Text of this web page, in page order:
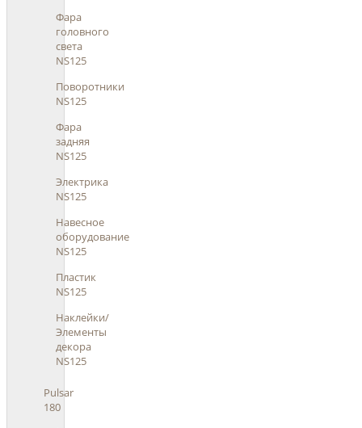
Фара
головного
света
NS125
Поворотники
NS125
Фара
задняя
NS125
Электрика
NS125
Навесное
оборудование
NS125
Пластик
NS125
Наклейки/
Элементы
декора
NS125
Pulsar
180